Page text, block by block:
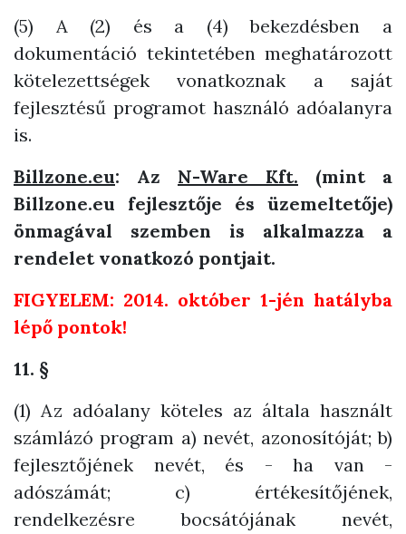
(5) A (2) és a (4) bekezdésben a
dokumentáció tekintetében meghatározott
kötelezettségek vonatkoznak a saját
fejlesztésű programot használó adóalanyra
is.
Billzone.eu: Az N-Ware Kft. (mint a
Billzone.eu fejlesztője és üzemeltetője)
önmagával szemben is alkalmazza a
rendelet vonatkozó pontjait.
FIGYELEM: 2014. október 1-jén hatályba
lépő pontok!
11. §
(1) Az adóalany köteles az általa használt
számlázó program a) nevét, azonosítóját; b)
fejlesztőjének nevét, és - ha van -
adószámát; c) értékesítőjének,
rendelkezésre bocsátójának nevét,